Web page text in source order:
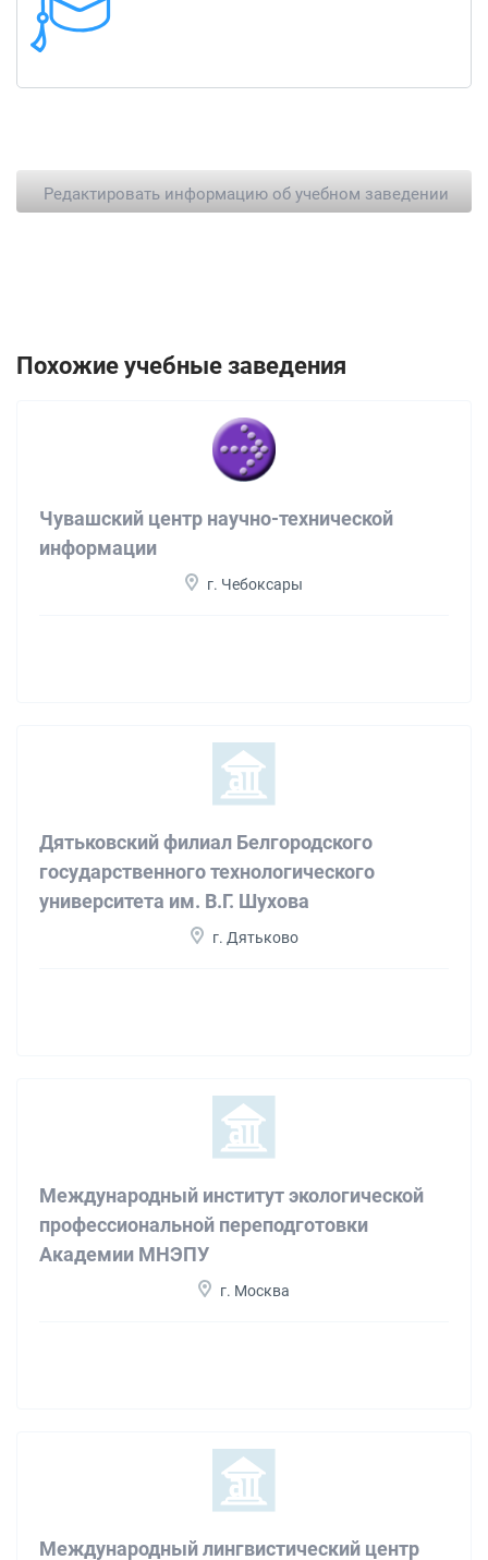
Редактировать информацию об учебном заведении
Похожие учебные заведения
Чувашский центр научно-технической
информации
г. Чебоксары
Дятьковский филиал Белгородского
государственного технологического
университета им. В.Г. Шухова
г. Дятьково
Международный институт экологической
профессиональной переподготовки
Академии МНЭПУ
г. Москва
Международный лингвистический центр